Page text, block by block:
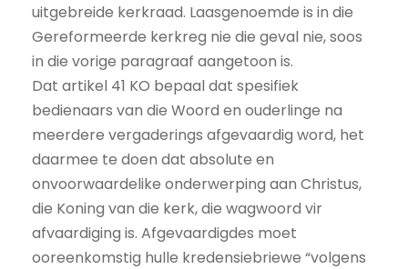
uitgebreide kerkraad. Laasgenoemde is in die
Gereformeerde kerkreg nie die geval nie, soos
in die vorige paragraaf aangetoon is.
Dat artikel 41 KO bepaal dat spesifiek
bedienaars van die Woord en ouderlinge na
meerdere vergaderings afgevaardig word, het
daarmee te doen dat absolute en
onvoorwaardelike onderwerping aan Christus,
die Koning van die kerk, die wagwoord vir
afvaardiging is. Afgevaardigdes moet
ooreenkomstig hulle kredensiebriewe “volgens